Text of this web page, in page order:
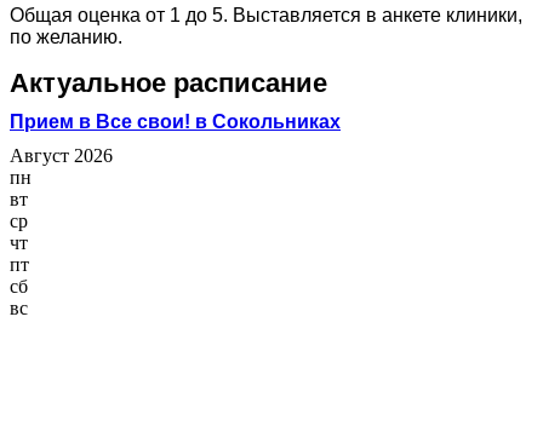
Общая оценка от 1 до 5. Выставляется в анкете клиники,
по желанию.
Актуальное расписание
Прием в Все свои! в Сокольниках
Август 2026
пн
вт
ср
чт
пт
сб
вс